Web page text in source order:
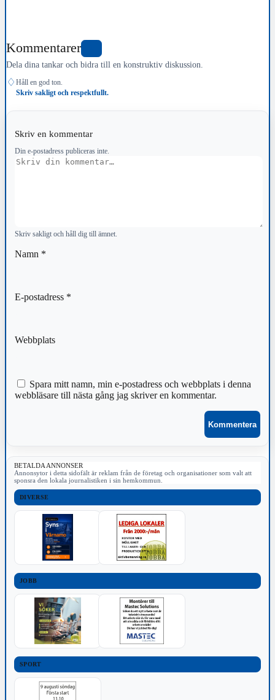
Kommentarer
Dela dina tankar och bidra till en konstruktiv diskussion.
♢ Håll en god ton.
Skriv sakligt och respektfullt.
Skriv en kommentar
Din e-postadress publiceras inte.
Kommentar
Skriv sakligt och håll dig till ämnet.
Namn *
E-postadress *
Webbplats
Spara mitt namn, min e-postadress och webbplats i denna
webbläsare till nästa gång jag skriver en kommentar.
BETALDA ANNONSER
Annonsytor i detta sidofält är reklam från de företag och organisationer som valt att
sponsra den lokala journalistiken i sin hemkommun.
DIVERSE
JOBB
SPORT